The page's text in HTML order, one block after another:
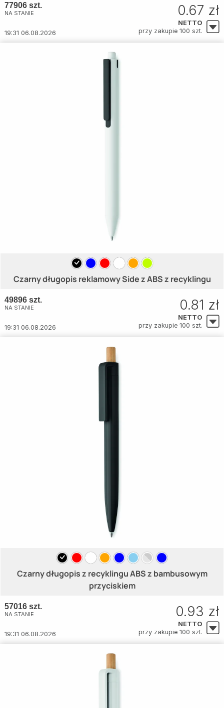
77906 szt.
NA STANIE
19:31 06.08.2026
0.67 zł
NETTO
przy zakupie 100 szt.
Czarny długopis reklamowy Side z ABS z recyklingu
49896 szt.
NA STANIE
19:31 06.08.2026
0.81 zł
NETTO
przy zakupie 100 szt.
Czarny długopis z recyklingu ABS z bambusowym
przyciskiem
57016 szt.
NA STANIE
19:31 06.08.2026
0.93 zł
NETTO
przy zakupie 100 szt.